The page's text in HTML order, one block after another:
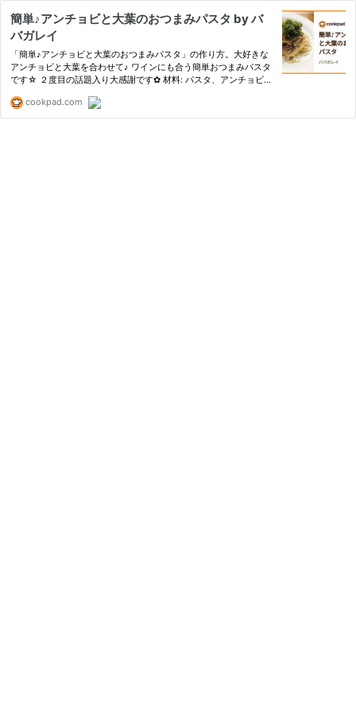
簡単♪アンチョビと大葉のおつまみパスタ by バ
バガレイ
「簡単♪アンチョビと大葉のおつまみパスタ」の作り方。大好きな
アンチョビと大葉を合わせて♪ ワインにも合う簡単おつまみパスタ
です☆ ２度目の話題入り大感謝です✿ 材料: パスタ、アンチョビ、
cookpad.com